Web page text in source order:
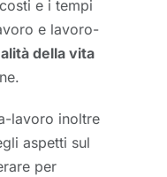
e i tempi
e lavoro-
della vita
lavoro inoltre
aspetti sul
per